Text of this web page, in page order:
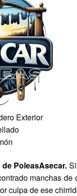
Exterior
PoleasAsecar.
manchas
culpa de ese